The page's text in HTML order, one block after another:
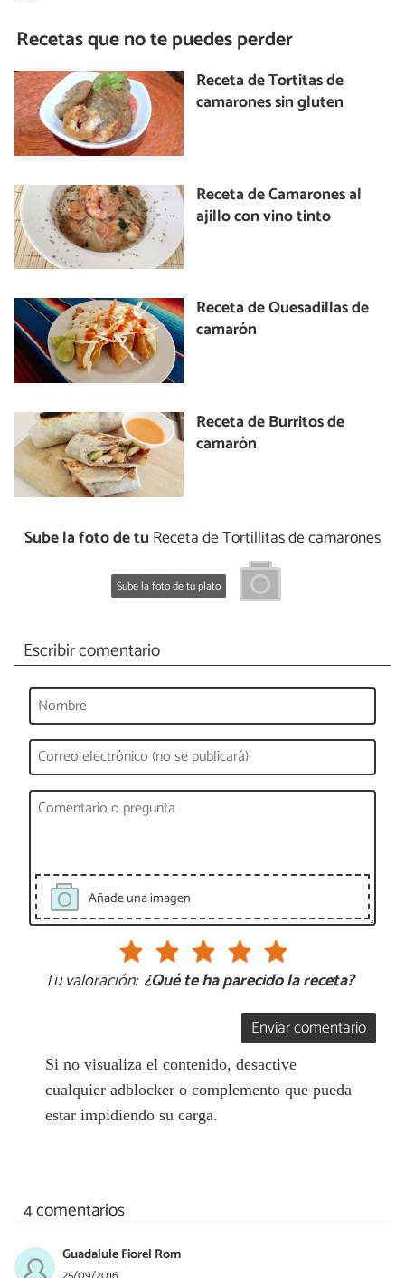
Recetas que no te puedes perder
Receta de Tortitas de
camarones sin gluten
Receta de Camarones al
ajillo con vino tinto
Receta de Quesadillas de
camarón
Receta de Burritos de
camarón
Sube la foto de tu Receta de Tortillitas de camarones
Sube la foto de tu plato
Escribir comentario
Añade una imagen
Tu valoración: ¿Qué te ha parecido la receta?
Enviar comentario
Si no visualiza el contenido, desactive
cualquier adblocker o complemento que pueda
estar impidiendo su carga.
4 comentarios
Guadalule Fiorel Rom